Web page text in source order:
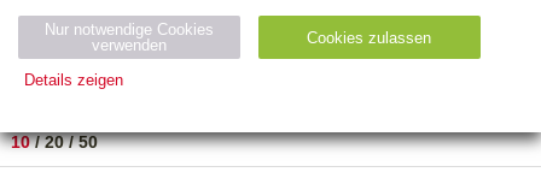
Neuerscheinung
Bestseller
PREIS
10/20/50
Nur notwendige Cookies
verwenden
Cookies zulassen
Details zeigen
Name Zweck